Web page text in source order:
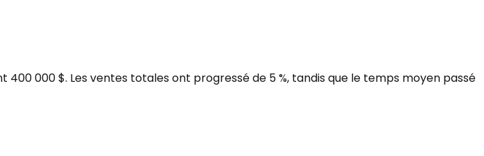
000 $. Les ventes totales ont progressé de 5 %, tandis que le temps moyen passé